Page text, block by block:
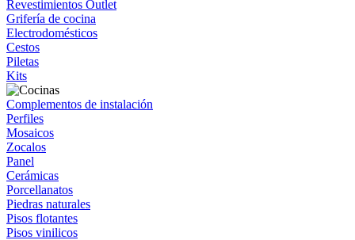
Revestimientos Outlet
Grifería de cocina
Electrodomésticos
Cestos
Piletas
Kits
Complementos de instalación
Perfiles
Mosaicos
Zocalos
Panel
Cerámicas
Porcellanatos
Piedras naturales
Pisos flotantes
Pisos vinilicos